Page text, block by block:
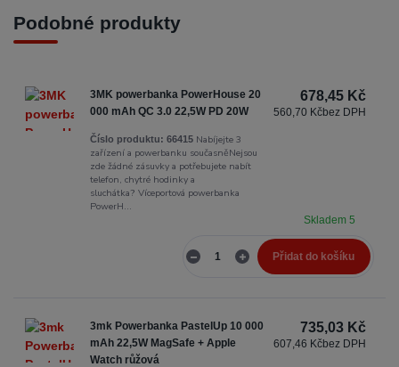
Podobné produkty
3MK powerbanka PowerHouse 20
000 mAh QC 3.0 22,5W PD 20W
Číslo produktu: 66415Nabíjejte 3
zařízení a powerbanku současněNejsou
zde žádné zásuvky a potřebujete nabít
telefon, chytré hodinky a
sluchátka? Víceportová powerbanka
PowerH...
678,45 Kč
560,70 Kčbez DPH
Skladem 5
Přidat do košíku
3mk Powerbanka PastelUp 10 000
mAh 22,5W MagSafe + Apple
Watch růžová
735,03 Kč
607,46 Kčbez DPH